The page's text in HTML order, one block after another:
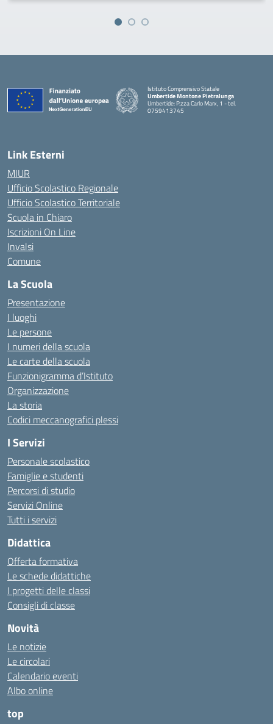
Istituto Comprensivo Statale
Umbertide Montone Pietralunga
Umbertide: P.zza Carlo Marx, 1 - tel.
0759413745
Link Esterni
MIUR
Ufficio Scolastico Regionale
Ufficio Scolastico Territoriale
Scuola in Chiaro
Iscrizioni On Line
Invalsi
Comune
La Scuola
Presentazione
I luoghi
Le persone
I numeri della scuola
Le carte della scuola
Funzionigramma d’Istituto
Organizzazione
La storia
Codici meccanografici plessi
I Servizi
Personale scolastico
Famiglie e studenti
Percorsi di studio
Servizi Online
Tutti i servizi
Didattica
Offerta formativa
Le schede didattiche
I progetti delle classi
Consigli di classe
Novità
Le notizie
Le circolari
Calendario eventi
Albo online
top